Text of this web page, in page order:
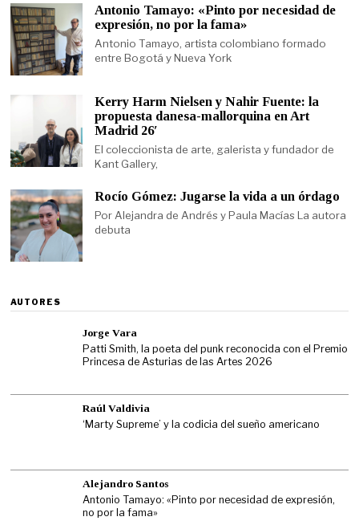
Antonio Tamayo: «Pinto por necesidad de
expresión, no por la fama»
Antonio Tamayo, artista colombiano formado
entre Bogotá y Nueva York
Kerry Harm Nielsen y Nahir Fuente: la
propuesta danesa-mallorquina en Art
Madrid 26′
El coleccionista de arte, galerista y fundador de
Kant Gallery,
Rocío Gómez: Jugarse la vida a un órdago
Por Alejandra de Andrés y Paula Macías La autora
debuta
AUTORES
Jorge Vara
Patti Smith, la poeta del punk reconocida con el Premio
Princesa de Asturias de las Artes 2026
Raúl Valdivia
‘Marty Supreme’ y la codicia del sueño americano
Alejandro Santos
Antonio Tamayo: «Pinto por necesidad de expresión,
no por la fama»